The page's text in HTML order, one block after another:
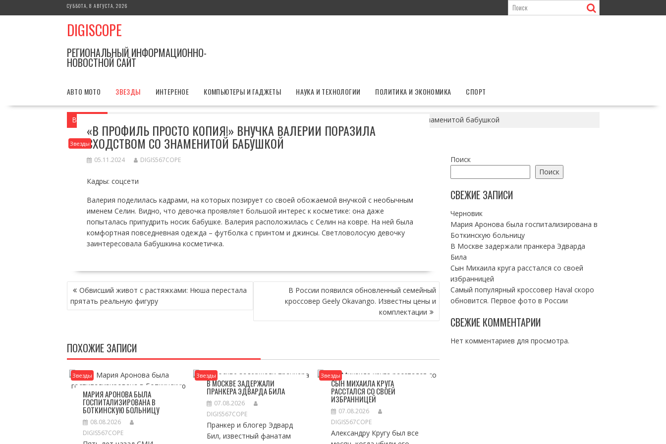
к
СУББОТА, 8 АВГУСТА, 2026
DIGISCOPE
РЕГИОНАЛЬНЫЙ ИНФОРМАЦИОННО-
НОВОСТНОЙ САЙТ
АВТО МОТО ЗВЕЗДЫ ИНТЕРЕНОЕ КОМПЬЮТЕРЫ И ГАДЖЕТЫ НАУКА И ТЕХНОЛОГИИ ПОЛИТИКА И ЭКОНОМИКА СПОРТ
Вы здесь «В профиль просто копия!» Внучка Валерии поразила сходством со знаменитой бабушкой
Звезды
«В ПРОФИЛЬ ПРОСТО КОПИЯ!» ВНУЧКА ВАЛЕРИИ ПОРАЗИЛА
СХОДСТВОМ СО ЗНАМЕНИТОЙ БАБУШКОЙ
05.11.2024 DIGIS567COPE
Кадры: соцсети
Валерия поделилась кадрами, на которых позирует со своей обожаемой внучкой с необычным
именем Селин. Видно, что девочка проявляет большой интерес к косметике: она даже
попыталась припудрить носик бабушке. Валерия расположилась с Селин на ковре. На ней была
комфортная повседневная одежда – футболка с принтом и джинсы. Светловолосую девочку
заинтересовала бабушкина косметичка.
НАВИГАЦИЯ
ПО
ЗАПИСЯМ
Обвисший живот с растяжками: Нюша перестала
прятать реальную фигуру
В России появился обновленный семейный
кроссовер Geely Okavango. Известны цены и
комплектации
ПОХОЖИЕ ЗАПИСИ
Звезды
МАРИЯ АРОНОВА БЫЛА
ГОСПИТАЛИЗИРОВАНА В
БОТКИНСКУЮ БОЛЬНИЦУ
08.08.2026
DIGIS567COPE
Звезды
В МОСКВЕ ЗАДЕРЖАЛИ
ПРАНКЕРА ЭДВАРДА БИЛА
07.08.2026
DIGIS567COPE
Пранкер и блогер Эдвард
Бил, известный фанатам
Звезды
СЫН МИХАИЛА КРУГА
РАССТАЛСЯ СО СВОЕЙ
ИЗБРАННИЦЕЙ
07.08.2026
DIGIS567COPE
Александру Кругу был все
Поиск
Поиск
СВЕЖИЕ ЗАПИСИ
Черновик
Мария Аронова была госпитализирована в
Боткинскую больницу
В Москве задержали пранкера Эдварда
Била
Сын Михаила круга расстался со своей
избранницей
Самый популярный кроссовер Haval скоро
обновится. Первое фото в России
СВЕЖИЕ КОММЕНТАРИИ
Нет комментариев для просмотра.